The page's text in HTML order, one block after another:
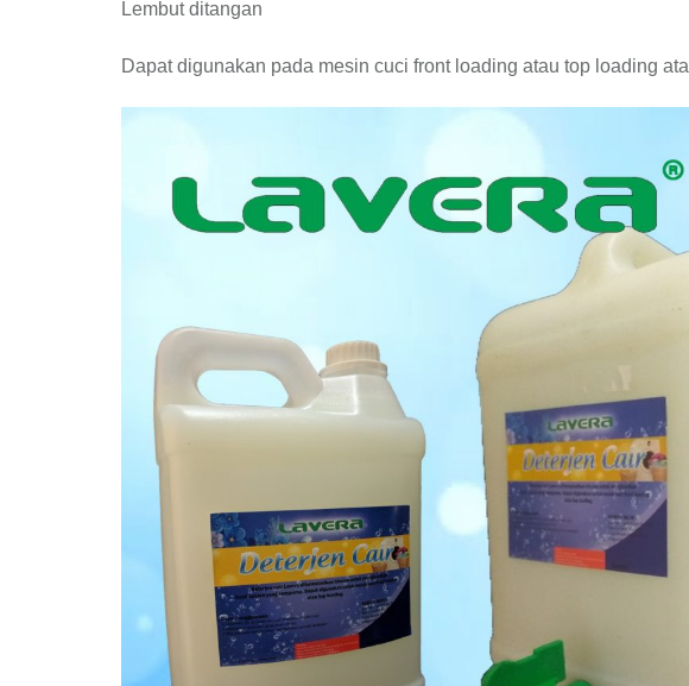
Lembut ditangan
Dapat digunakan pada mesin cuci front loading atau top loading